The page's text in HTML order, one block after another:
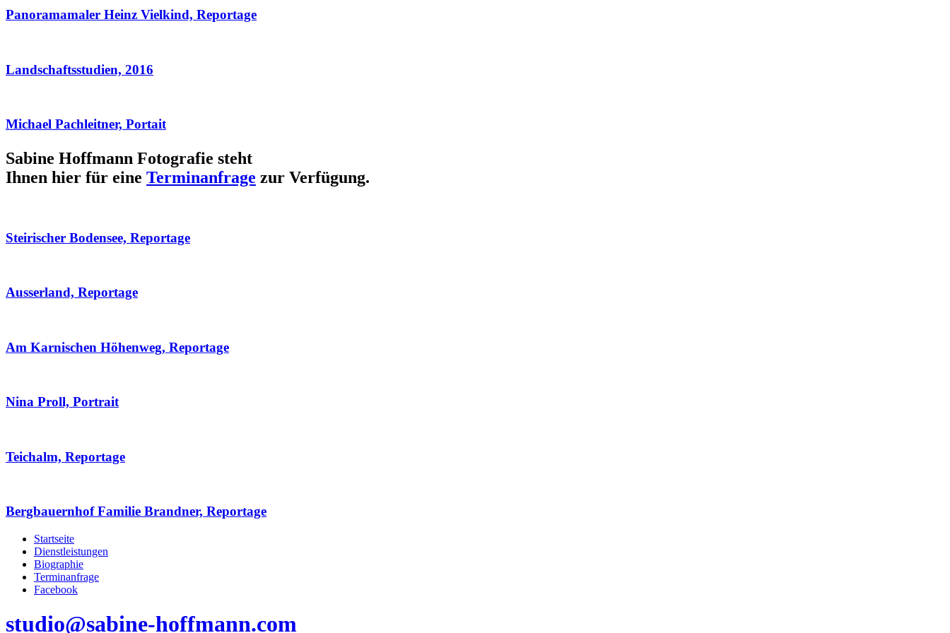
Panoramamaler Heinz Vielkind, Reportage
Landschaftsstudien, 2016
Michael Pachleitner, Portait
Sabine Hoffmann Fotografie steht
Ihnen hier für eine Terminanfrage zur Verfügung.
Steirischer Bodensee, Reportage
Ausserland, Reportage
Am Karnischen Höhenweg, Reportage
Nina Proll, Portrait
Teichalm, Reportage
Bergbauernhof Familie Brandner, Reportage
Startseite
Dienstleistungen
Biographie
Terminanfrage
Facebook
studio@sabine-hoffmann.com